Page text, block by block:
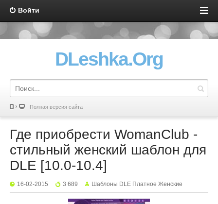
Войти
DLeshka.Org
Полная версия сайта
Где приобрести WomanClub -
стильный женский шаблон для
DLE [10.0-10.4]
16-02-2015 3 689 Шаблоны DLE Платное Женские